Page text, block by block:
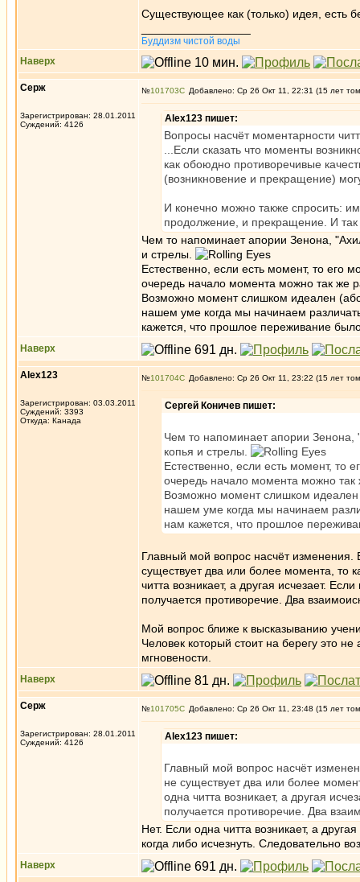
Существующее как (только) идея, есть
Буддизм чистой воды
Наверх
Серж
Зарегистрирован: 28.01.2011
Суждений: 4126
№101703 Добавлено: Ср 26 Окт 11, 22:31 (15 лет
Alex123 пишет:
Вопросы насчёт моментарности
...Если сказать что моменты
как обоюдно противоречивые
(возникновение и прекращение)
И конечно можно также спросить:
продолжение, и прекращение. И так
Чем то напоминает апории Зенона,
и стрелы.
Естественно, если есть момент, то его
очередь начало момента можно так же
Возможно момент слишком идеален
нашем уме когда мы начинаем
кажется, что прошлое переживание
Наверх
Alex123
Зарегистрирован: 03.03.2011
Суждений: 3393
Откуда: Канада
№101704 Добавлено: Ср 26 Окт 11, 23:22 (15 лет
Сергей Коничев пишет:
Чем то напоминает апории Зенона,
копья и стрелы.
Естественно, если есть момент, то
очередь начало момента можно так
Возможно момент слишком идеален
нашем уме когда мы начинаем
нам кажется, что прошлое
Главный мой вопрос насчёт изменения.
существует два или более момента, то
читта возникает, а другая исчезает.
получается противоречие. Два
Мой вопрос ближе к высказыванию
Человек который стоит на берегу это
мгновености.
Наверх
Серж
Зарегистрирован: 28.01.2011
Суждений: 4126
№101705 Добавлено: Ср 26 Окт 11, 23:48 (15 лет
Alex123 пишет:
Главный мой вопрос насчёт
не существует два или более
одна читта возникает, а другая
получается противоречие. Два
Нет. Если одна читта возникает, а
когда либо исчезнуть. Следовательно
Наверх